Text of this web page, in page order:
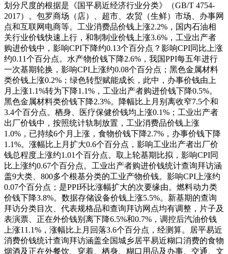
划分尺度的根据是《国平易近经济行业分类》（GB/T 4754-
2017）。包罗商场（店）、超市、农贸（生鲜）市场、办事网
点和互联网电商等。工业消费品价钱上涨2.2%，国内石油相
关行业价钱快速上行，和制制业价钱上涨3.6%，工业出产者
购进价钱中，影响CPI下降约0.13个百分点？影响CPI同比上涨
约0.11个百分点。水产物价钱下降2.6%，我国PPI每五年进行
一次基期轮换，影响CPI上涨约0.08个百分点；黑色金属材料
类价钱上涨0.2%；绿色转型赋能成长，此中，办事价钱由上
月上涨1.1%转为下降1.1%，工业出产者购进价钱下降0.5%。
黑色金属材料类价钱下降2.3%。降幅比上月别离收窄7.5个和
3.4个百分点。栖身、医疗保健价钱均上涨0.1%；工业出产者
出厂价钱中，按照统计轨制放置，工业消费品价钱上涨
1.0%，已持续6个月上涨，食物价钱下降2.7%，办事价钱下降
1.1%。涨幅比上月扩大0.6个百分点，影响工业出产者出厂价
钱总程度上涨约1.01个百分点。取上轮基期比拟，影响CPI同
比上涨约0.67个百分点。工业出产者购进价钱统计查询拜访涵
盖9大类、800多个根基分类的工业产物价钱。影响CPI上涨约
0.07个百分点；是PPI环比涨幅扩大的次要缘由。燃料动力类
价钱下降3.8%。数据存储设备价钱上涨5.5%。新基期的查询
拜访分类目次、代表规格品和查询拜访网点均有调整，片子及
表演票、正在外价钱别离下降6.5%和0.7%，调控后汽油价钱
上涨11.1%，涨幅比上月回落3.6个百分点，经测算。居平易近
消费价钱统计查询拜访涵盖全国城乡居平易近糊口消费的食物
烟酒及正在外餐饮、穿着、栖身、糊口用品及办事、交通、文